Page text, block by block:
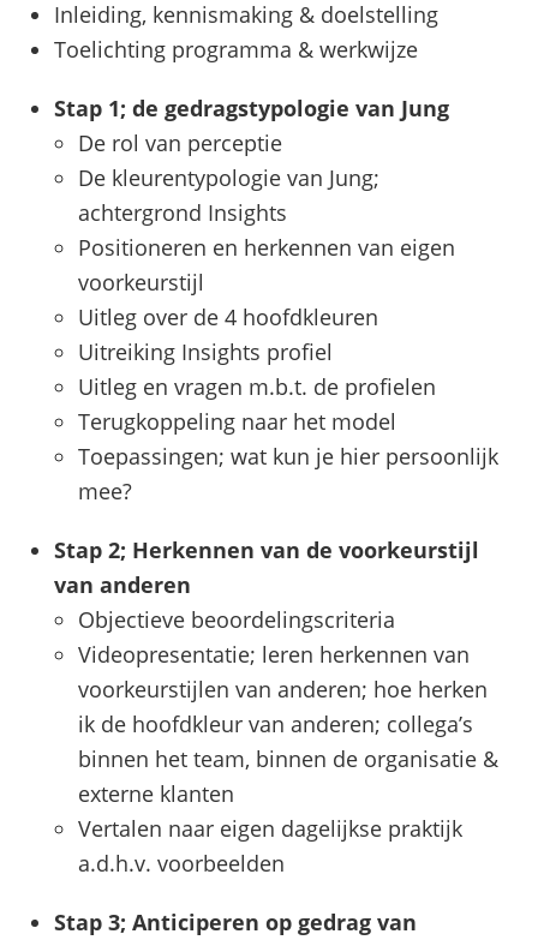
Inleiding, kennismaking & doelstelling
Toelichting programma & werkwijze
Stap 1; de gedragstypologie van Jung
De rol van perceptie
De kleurentypologie van Jung;
achtergrond Insights
Positioneren en herkennen van eigen
voorkeurstijl
Uitleg over de 4 hoofdkleuren
Uitreiking Insights profiel
Uitleg en vragen m.b.t. de profielen
Terugkoppeling naar het model
Toepassingen; wat kun je hier persoonlijk
mee?
Stap 2; Herkennen van de voorkeurstijl
van anderen
Objectieve beoordelingscriteria
Videopresentatie; leren herkennen van
voorkeurstijlen van anderen; hoe herken
ik de hoofdkleur van anderen; collega’s
binnen het team, binnen de organisatie &
externe klanten
Vertalen naar eigen dagelijkse praktijk
a.d.h.v. voorbeelden
Stap 3; Anticiperen op gedrag van